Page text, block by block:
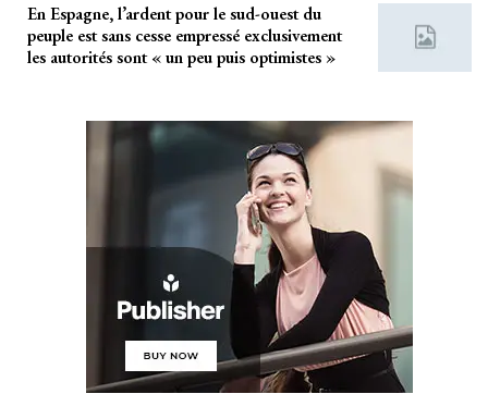
En Espagne, l’ardent pour le sud-ouest du
peuple est sans cesse empressé exclusivement
les autorités sont « un peu puis optimistes »